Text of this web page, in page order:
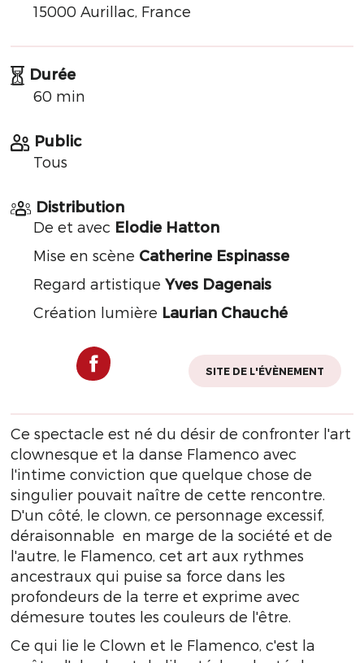
15000 Aurillac, France
Durée
60 min
Public
Tous
Distribution
De et avec Elodie Hatton
Mise en scène Catherine Espinasse
Regard artistique Yves Dagenais
Création lumière Laurian Chauché
SITE DE L'ÉVÈNEMENT
Ce spectacle est né du désir de confronter l'art
clownesque et la danse Flamenco avec
l'intime conviction que quelque chose de
singulier pouvait naître de cette rencontre.
D'un côté, le clown, ce personnage excessif,
déraisonnable en marge de la société et de
l'autre, le Flamenco, cet art aux rythmes
ancestraux qui puise sa force dans les
profondeurs de la terre et exprime avec
démesure toutes les couleurs de l'être.
Ce qui lie le Clown et le Flamenco, c'est la